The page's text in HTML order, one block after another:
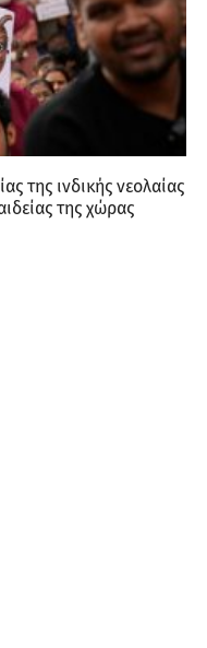
της ινδικής νεολαίας
της χώρας